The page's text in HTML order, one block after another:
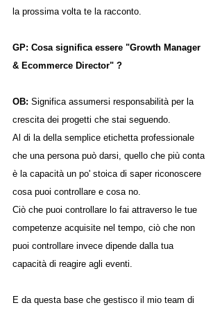
la prossima volta te la racconto.
GP: Cosa significa essere "Growth Manager
& Ecommerce Director" ?
OB: Significa assumersi responsabilità per la
crescita dei progetti che stai seguendo.
Al di la della semplice etichetta professionale
che una persona può darsi, quello che più conta
è la capacità un po' stoica di saper riconoscere
cosa puoi controllare e cosa no.
Ciò che puoi controllare lo fai attraverso le tue
competenze acquisite nel tempo, ciò che non
puoi controllare invece dipende dalla tua
capacità di reagire agli eventi.
E da questa base che gestisco il mio team di